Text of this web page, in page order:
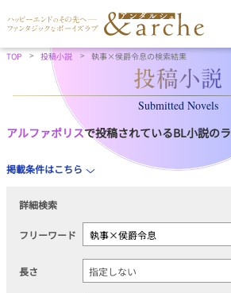
TOP 投稿小説 執事×侯爵令息の検索結果
Submitted Novels
アルファポリスで投稿されているBL小説のラ
掲載条件はこちら
詳細検索
フリーワード
長さ